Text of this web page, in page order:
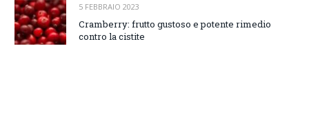
5 FEBBRAIO 2023
Cramberry: frutto gustoso e potente rimedio
contro la cistite